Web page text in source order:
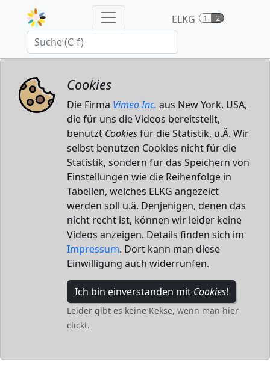
ELKG 1 2
Cookies
Die Firma Vimeo Inc. aus New York, USA,
die für uns die Videos bereitstellt,
benutzt Cookiesfür die Statistik, u.Ä. Wir
selbst benutzen Cookies nicht für die
Statistik, sondern für das Speichern von
Einstellungen wie die Reihenfolge in
Tabellen, welches ELKG angezeict
werden soll u.ä. Denjenigen, denen das
nicht recht ist, können wir leider keine
Videos anzeigen. Details finden sich im
Impressum. Dort kann man diese
Einwilligung auch widerrunfen.
Ich bin einverstanden mit Cookies!
Leider gibt es keine Kekse, wenn man hier
clickt.